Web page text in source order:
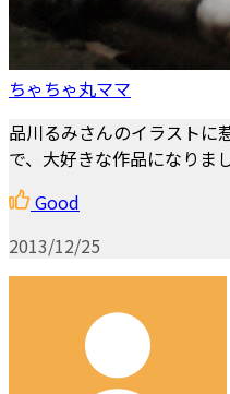
ちゃちゃ丸ママ
品川るみさんのイラストに
で、大好きな作品になりま
Good
2013/12/25